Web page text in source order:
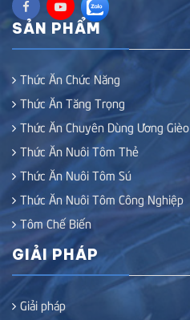
SẢN PHẨM
Thức Ăn Chức Năng
Thức Ăn Tăng Trọng
Thức Ăn Chuyên Dùng Ương Gièo
Thức Ăn Nuôi Tôm Thẻ
Thức Ăn Nuôi Tôm Sú
Thức Ăn Nuôi Tôm Công Nghiệp
Tôm Chế Biến
GIẢI PHÁP
Giải pháp